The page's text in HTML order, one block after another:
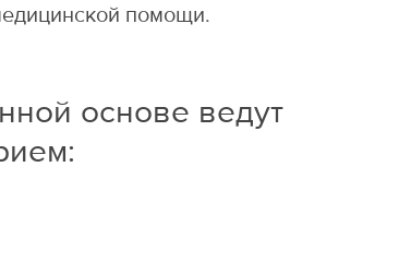
помощи.
основе ведут